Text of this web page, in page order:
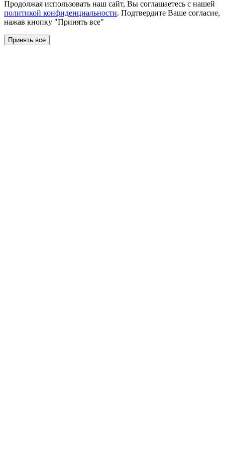
Продолжая использовать наш сайт, Вы соглашаетесь с нашей
политикой конфиденциальности. Подтвердите Ваше согласие,
нажав кнопку "Принять все"
Принять все